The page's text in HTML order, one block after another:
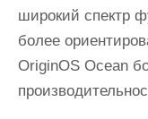
широкий спектр
более
OriginOS Ocean